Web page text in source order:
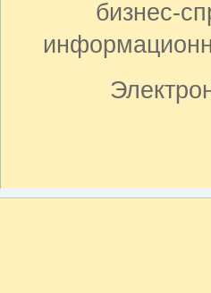
бизнес-